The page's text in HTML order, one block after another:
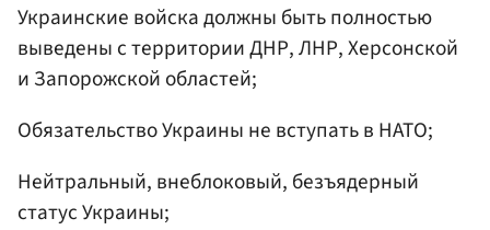
Украинские войска должны быть полностью
выведены с территории ДНР, ЛНР, Херсонской
и Запорожской областей;
Обязательство Украины не вступать в НАТО;
Нейтральный, внеблоковый, безъядерный
статус Украины;